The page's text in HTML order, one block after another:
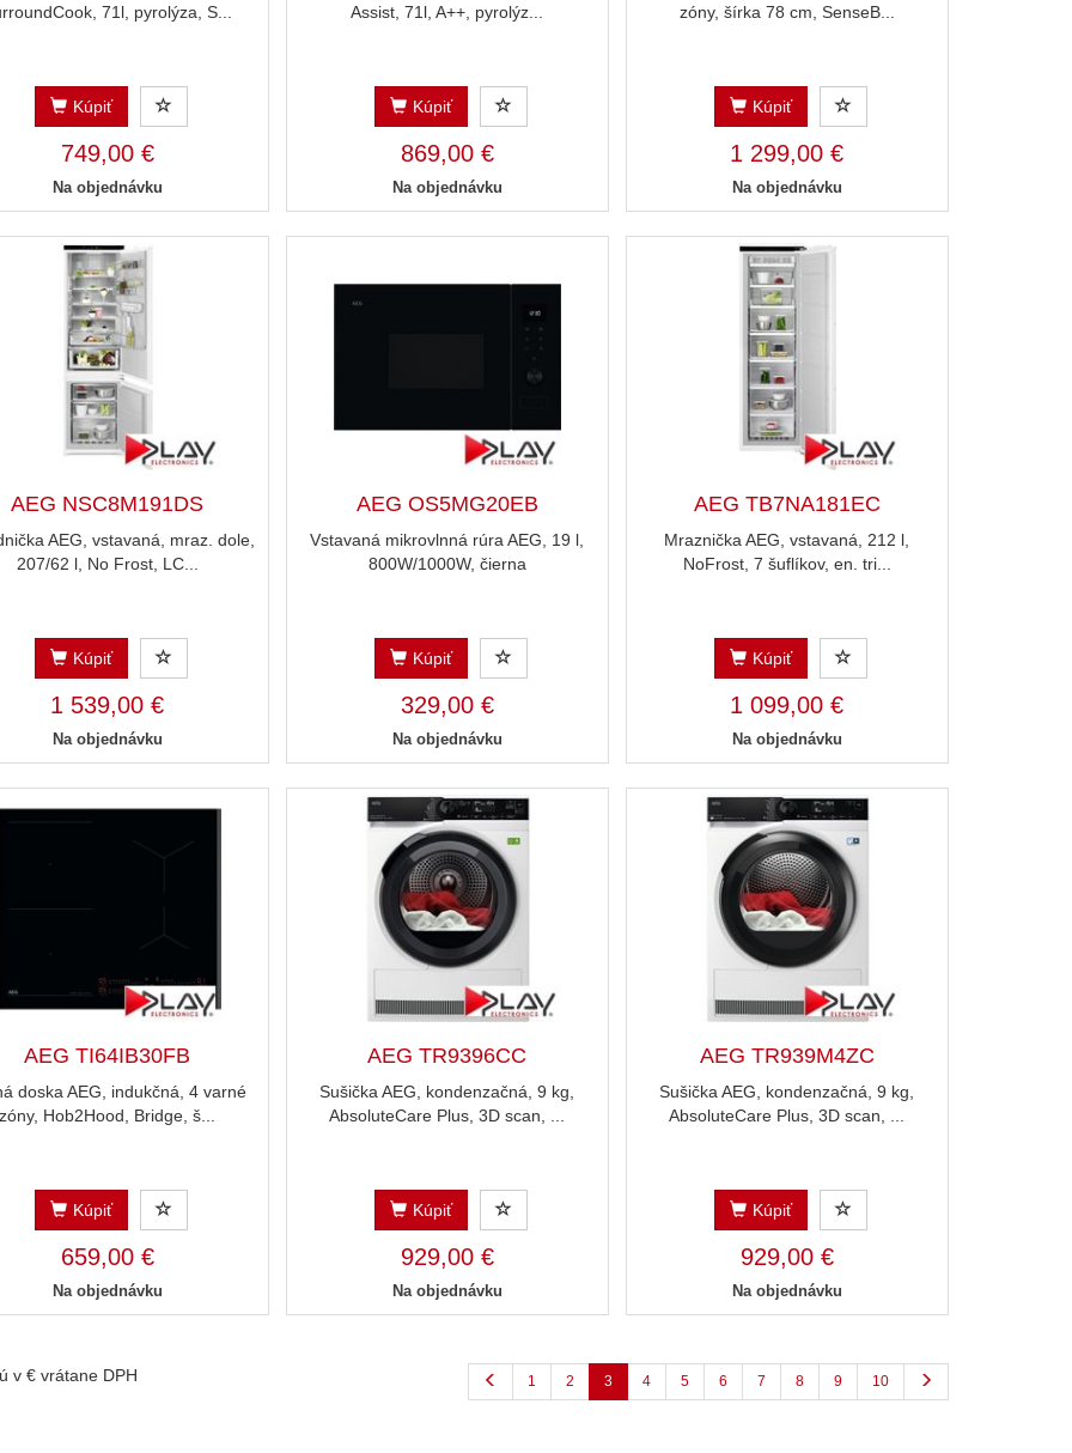
71l, pyrolýza, S...
Kúpiť
749,00 €
Na objednávku
Assist, 71l, A++, pyrolýz...
Kúpiť
869,00 €
Na objednávku
zóny, šírka 78 cm, SenseB...
Kúpiť
1 299,00 €
Na objednávku
AEG NSC8M191DS
AEG, vstavaná, mraz. dole,
207/62 l, No Frost, LC...
Kúpiť
1 539,00 €
Na objednávku
AEG OS5MG20EB
Vstavaná mikrovlnná rúra AEG, 19 l,
800W/1000W, čierna
Kúpiť
329,00 €
Na objednávku
AEG TB7NA181EC
Mraznička AEG, vstavaná, 212 l,
NoFrost, 7 šuflíkov, en. tri...
Kúpiť
1 099,00 €
Na objednávku
AEG TI64IB30FB
doska AEG, indukčná, 4 varné
zóny, Hob2Hood, Bridge, š...
Kúpiť
659,00 €
Na objednávku
AEG TR9396CC
Sušička AEG, kondenzačná, 9 kg,
AbsoluteCare Plus, 3D scan, ...
Kúpiť
929,00 €
Na objednávku
AEG TR939M4ZC
Sušička AEG, kondenzačná, 9 kg,
AbsoluteCare Plus, 3D scan, ...
Kúpiť
929,00 €
Na objednávku
v € vrátane DPH 1 2 3 4 5 6 7 8 9 10